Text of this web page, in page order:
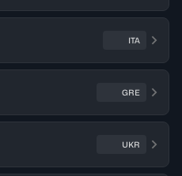
ITA
GRE
UKR